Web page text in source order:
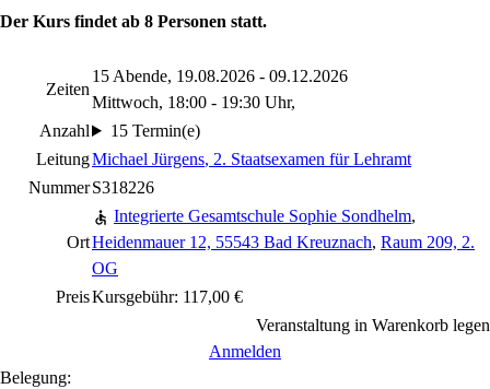
Der Kurs findet ab 8 Personen statt.
Zeiten
15 Abende, 19.08.2026 - 09.12.2026
Mittwoch, 18:00 - 19:30 Uhr,
Anzahl
15 Termin(e)
LeitungMichael Jürgens, 2. Staatsexamen für Lehramt
NummerS318226
Ort
Integrierte Gesamtschule Sophie Sondhelm,
Heidenmauer 12, 55543 Bad Kreuznach, Raum 209, 2.
OG
PreisKursgebühr: 117,00 €
Veranstaltung in Warenkorb legen
Anmelden
Belegung: